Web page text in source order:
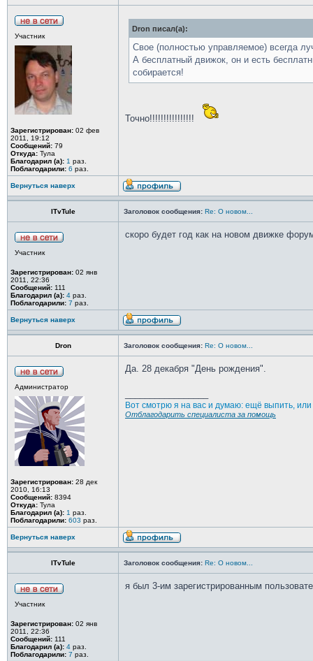
Участник
Зарегистрирован: 02 фев
2011, 19:12
Сообщений: 79
Откуда: Тула
Благодарил (а): 1 раз.
Поблагодарили: 6 раз.
Dron писал(а):
Свое (полностью управляемое) всегда
А бесплатный движок, он и есть
собирается!
Точно!!!!!!!!!!!!!!!!
Вернуться наверх
ITvTule Заголовок сообщения: Re: О новом...
Участник
Зарегистрирован: 02 янв
2011, 22:36
Сообщений: 111
Благодарил (а): 4 раз.
Поблагодарили: 7 раз.
скоро будет год как на новом движке
Вернуться наверх
Dron Заголовок сообщения: Re: О новом...
Администратор
Зарегистрирован: 28 дек
2010, 16:13
Сообщений: 8394
Откуда: Тула
Благодарил (а): 1 раз.
Поблагодарили: 603 раз.
Да. 28 декабря "День рождения".
Вот смотрю я на вас и думаю: ещё выпить,
Отблагодарить специалиста за помощь
Вернуться наверх
ITvTule Заголовок сообщения: Re: О новом...
Участник
Зарегистрирован: 02 янв
2011, 22:36
Сообщений: 111
Благодарил (а): 4 раз.
Поблагодарили: 7 раз.
я был 3-им зарегистрированным